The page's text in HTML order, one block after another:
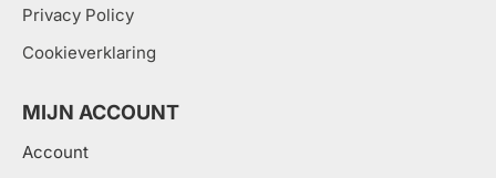
Privacy Policy
Cookieverklaring
MIJN ACCOUNT
Account